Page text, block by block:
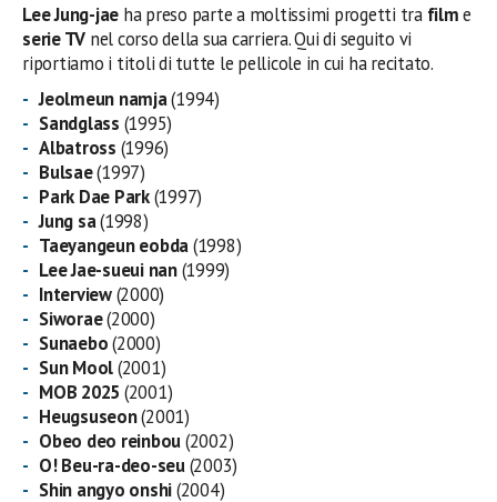
Lee Jung-jae ha preso parte a moltissimi progetti tra filme
serie TV nel corso della sua carriera. Qui di seguito vi
riportiamo i titoli di tutte le pellicole in cui ha recitato.
Jeolmeun namja(1994)
Sandglass (1995)
Albatross (1996)
Bulsae(1997)
Park Dae Park(1997)
Jung sa(1998)
Taeyangeun eobda(1998)
Lee Jae-sueui nan(1999)
Interview(2000)
Siworae(2000)
Sunaebo(2000)
Sun Mool(2001)
MOB 2025 (2001)
Heugsuseon(2001)
Obeo deo reinbou(2002)
O! Beu-ra-deo-seu(2003)
Shin angyo onshi(2004)